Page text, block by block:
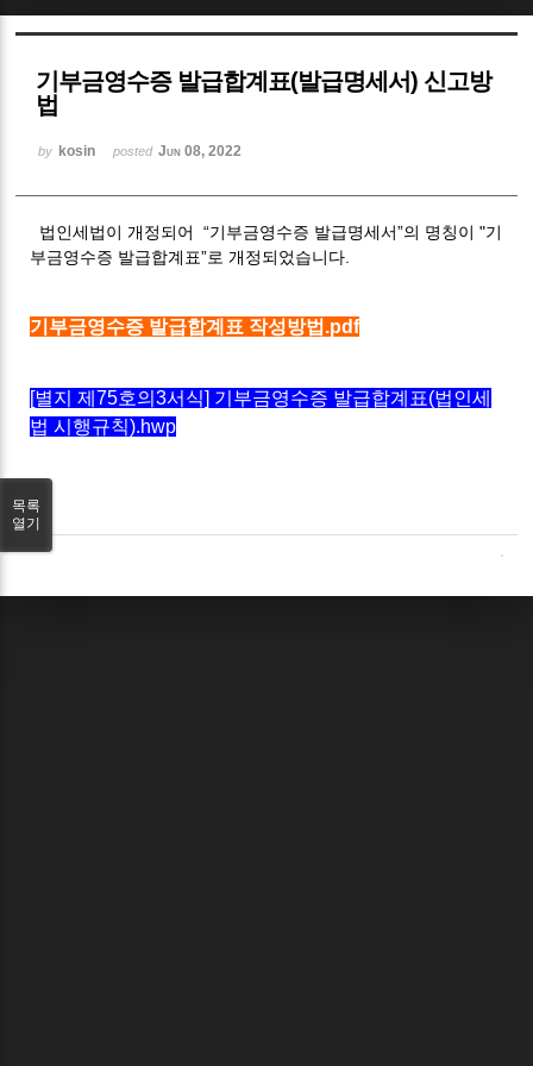
기부금영수증 발급합계표(발급명세서) 신고방
법
by kosin posted Jun 08, 2022
법인세법이 개정되어 “기부금영수증 발급명세서”의 명칭이 "기
부금영수증 발급합계표”로 개정되었습니다.
기부금영수증 발급합계표 작성방법.pdf
[별지 제75호의3서식] 기부금영수증 발급합계표(법인세
법 시행규칙).hwp
목록
열기
Sketchbook5, 스케치북5
Sketchbook5, 스케치북5